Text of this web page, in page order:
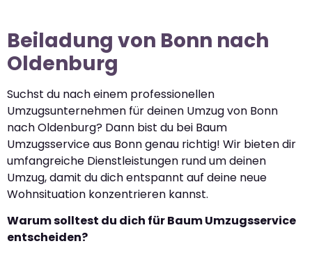
Beiladung von Bonn nach
Oldenburg
Suchst du nach einem professionellen
Umzugsunternehmen für deinen Umzug von Bonn
nach Oldenburg? Dann bist du bei Baum
Umzugsservice aus Bonn genau richtig! Wir bieten dir
umfangreiche Dienstleistungen rund um deinen
Umzug, damit du dich entspannt auf deine neue
Wohnsituation konzentrieren kannst.
Warum solltest du dich für Baum Umzugsservice
entscheiden?